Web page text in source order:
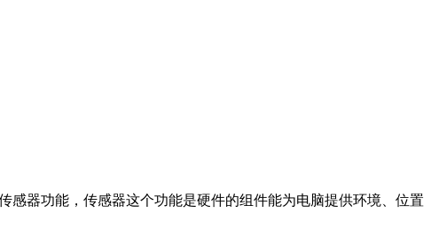
感器功能，传感器这个功能是硬件的组件能为电脑提供环境、位置